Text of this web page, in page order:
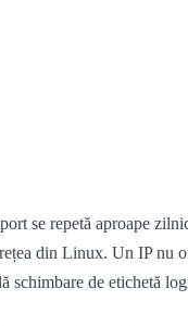
se repetă aproape
din Linux. Un IP
de etichetă